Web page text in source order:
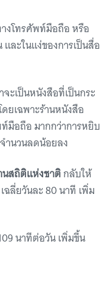
งโทรศัพท์มือถือ หรือ
ละในแง่ของการเป็นสื่อ
ะเป็นหนังสือที่เป็นกระ
ยเฉพาะร้านหนังสือ
มือถือ มากกว่าการหยิบ
ำนวนลดน้อยลง
นสถิติแห่งชาติกลับให้
ลี่ยวันละ 80 นาที เพิ่ม
นาทีต่อวัน เพิ่มขึ้น